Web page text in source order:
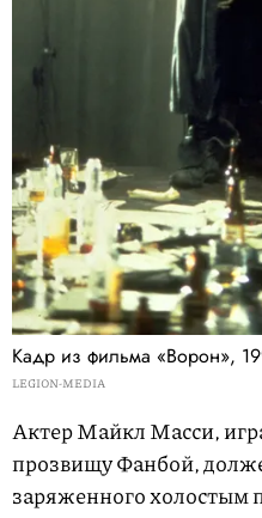
Кадр из фильма «Ворон»,
LEGION-MEDIA
Актер Майкл Масси,
прозвищу Фанбой,
заряженного холостым